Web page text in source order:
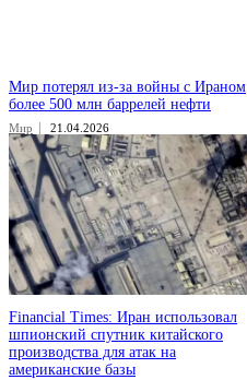
Мир потерял из-за войны с Ираном
более 500 млн баррелей нефти
Мир 21.04.2026
Financial Times: Иран использовал
шпионский спутник китайского
производства для атак на
американские базы